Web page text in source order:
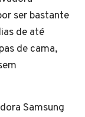
ser bastante
de até
de cama,
Samsung